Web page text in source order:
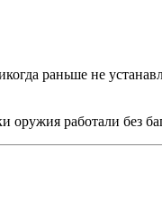
раньше не
оружия работали без